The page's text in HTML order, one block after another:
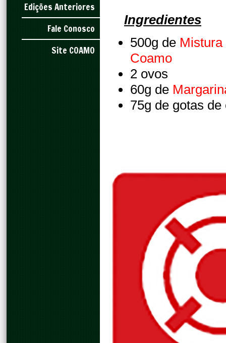
Edições Anteriores
Fale Conosco
Site COAMO
Ingredientes
500g de
Coamo
2 ovos
60g de
75g de gotas